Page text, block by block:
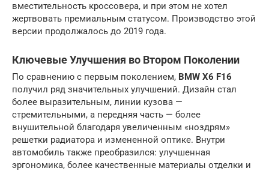
вместительность кроссовера, и при этом не хотел
жертвовать премиальным статусом. Производство этой
версии продолжалось до 2019 года.
Ключевые Улучшения во Втором Поколении
По сравнению с первым поколением, BMW X6 F16
получил ряд значительных улучшений. Дизайн стал
более выразительным, линии кузова —
стремительными, а передняя часть — более
внушительной благодаря увеличенным «ноздрям»
решетки радиатора и измененной оптике. Внутри
автомобиль также преобразился: улучшенная
эргономика, более качественные материалы отделки и